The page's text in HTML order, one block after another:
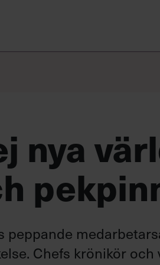
nya
peppande
Chefs krönikör